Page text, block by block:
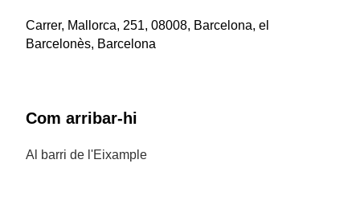
Carrer, Mallorca, 251, 08008, Barcelona, el
Barcelonès, Barcelona
Com arribar-hi
Al barri de l'Eixample